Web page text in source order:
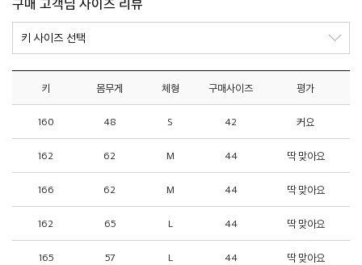
키 몸무게 체형 구매사이즈 평가
160 48 S 42 커요
162 62 M 44 딱 맞아요
166 62 M 44 딱 맞아요
162 65 L 44 딱 맞아요
165 57 L 44 딱 맞아요